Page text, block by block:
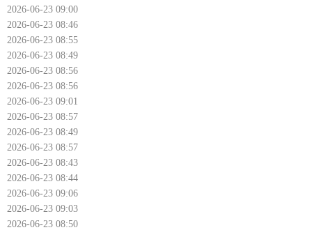
2026-06-23 09:00
2026-06-23 08:46
2026-06-23 08:55
2026-06-23 08:49
2026-06-23 08:56
2026-06-23 08:56
2026-06-23 09:01
2026-06-23 08:57
2026-06-23 08:49
2026-06-23 08:57
2026-06-23 08:43
2026-06-23 08:44
2026-06-23 09:06
2026-06-23 09:03
2026-06-23 08:50